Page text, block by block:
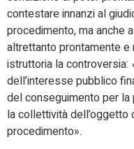
contestare innanzi al
procedimento, ma anche
altrettanto prontamente
istruttoria la controversia:
dell’interesse pubblico
del conseguimento per
la collettività
procedimento».